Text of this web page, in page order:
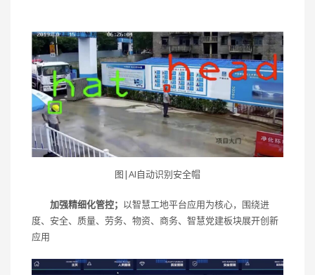
图|AI自动识别安全帽
加强精细化管控； 以智慧工地平台应用为核心，围绕进
度、安全、质量、劳务、物资、商务、智慧党建板块展开创新
应用